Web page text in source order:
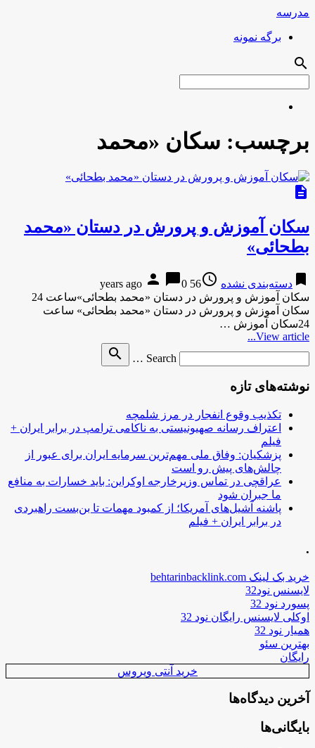
مدرسه
برگه نمونه
search
برچسب: سکان «محمد
description
سکان آموزش و پرورش در دستان «محمد
بطحائی»
bookmark دسته‌بندی نشده access_time
56 years ago
person chat_bubble0
سکان آموزش و پرورش در دستان «محمد بطحائی»ساعت 24
سکان آموزش و پرورش در دستان «محمد بطحائی» ساعت
24سکان آموزش …
View article...
Search …
search
نوشته‌های تازه
تکذیب وقوع انفجار در مرز شلمچه
اعتراف رسانه صهیونیستی به ناکامی ترامپ در برابر ایران +
فیلم
پزشکیان: وفاق ملی مهم‌ترین سرمایه ایران برای عبور از
چالش‌های پیش رو است
عراقچی در تماس وزیرخارجه اوکراین: باید خسارات به منافع
ما جبران شود
پاشنه آشیل‌های آمریکا؛ از کمبود مهمات تا بن‌بست راهبردی
در برابر ایران + فیلم
.
خرید بک لینک behtarinbacklink.com
لایسنس نود32
پسورد نود 32
اوکلی لایسنس رایگان نود 32
همیار نود 32
بهترین سئو
رایگان
خرید آنتی ویروس
آخرین دیدگاه‌ها
بایگانی‌ها